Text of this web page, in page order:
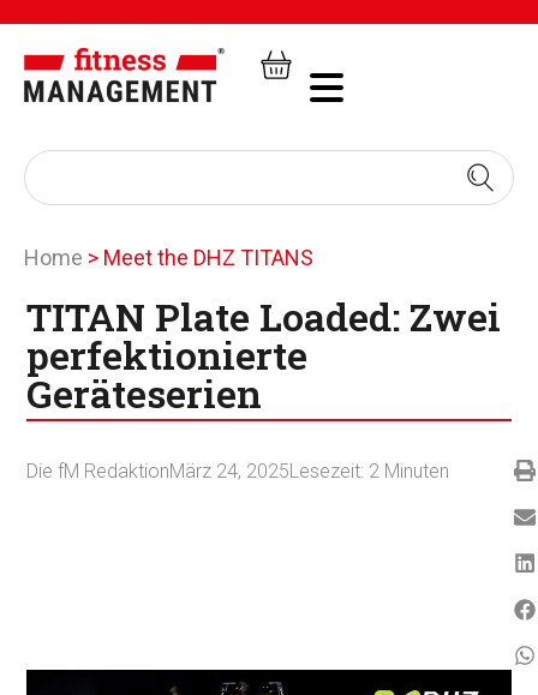
Home > Meet the DHZ TITANS
TITAN Plate Loaded: Zwei
perfektionierte
Geräteserien
Die fM RedaktionMärz 24, 2025Lesezeit: 2 Minuten